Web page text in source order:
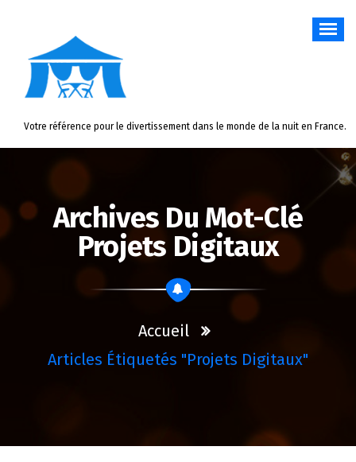
Votre référence pour le divertissement dans le monde de la nuit en France.
Archives Du Mot-Clé
Projets Digitaux
Accueil
Articles Étiquetés "projets Digitaux"